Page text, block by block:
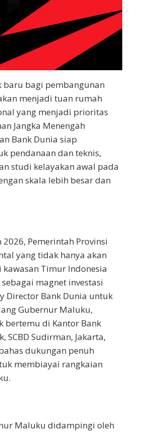
baru bagi pembangunan
menjadi tuan rumah
yang menjadi prioritas
Jangka Menengah
Bank Dunia siap
pendanaan dan teknis,
studi kelayakan awal pada
skala lebih besar dan
Pemerintah Provinsi
yang tidak hanya akan
Timur Indonesia
magnet investasi
Director Bank Dunia untuk
Gubernur Maluku,
bertemu di Kantor Bank
SCBD Sudirman, Jakarta,
dukungan penuh
membiayai rangkaian
Maluku didampingi oleh